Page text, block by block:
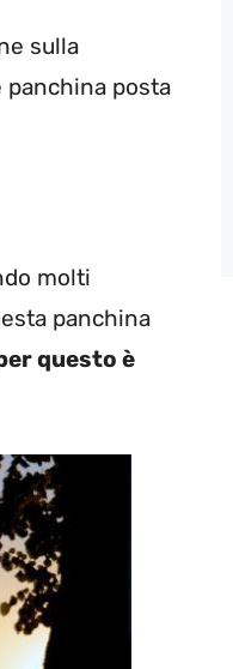
sulla
panchina posta
molti
panchina
questo è